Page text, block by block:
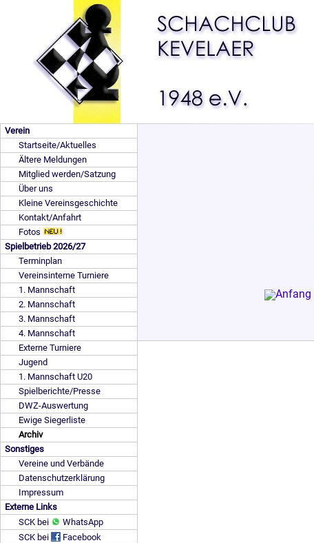
Verein
Startseite/Aktuelles
Ältere Meldungen
Mitglied werden/Satzung
Über uns
Kleine Vereinsgeschichte
Kontakt/Anfahrt
Fotos
Spielbetrieb 2026/27
Terminplan
Vereinsinterne Turniere
1. Mannschaft
2. Mannschaft
3. Mannschaft
4. Mannschaft
Externe Turniere
Jugend
1. Mannschaft U20
Spielberichte/Presse
DWZ-Auswertung
Ewige Siegerliste
Archiv
Sonstiges
Vereine und Verbände
Datenschutzerklärung
Impressum
Externe Links
SCK bei
WhatsApp
SCK bei
Facebook